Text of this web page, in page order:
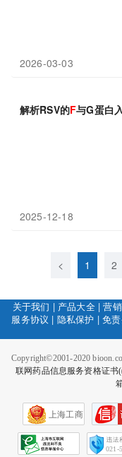
2026-03-03
解析RSV的F与G蛋白
2025-12-18
< 1 2
关于我们 | 产品大全|营
服务协议 | 隐私保护 |免
Copyright©2001-2020
联网药品信息服务资格证书
上海工商
021-